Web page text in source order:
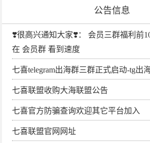
公告信息
❣️很高兴通知大家❣️： 会员三群福利前
在 会员群 看到速度
七喜telegram出海群三群正式启动-tg出
七喜联盟收购大海联盟公告
七喜官方防骗查询欢迎其它平台加入
七喜联盟官网网址